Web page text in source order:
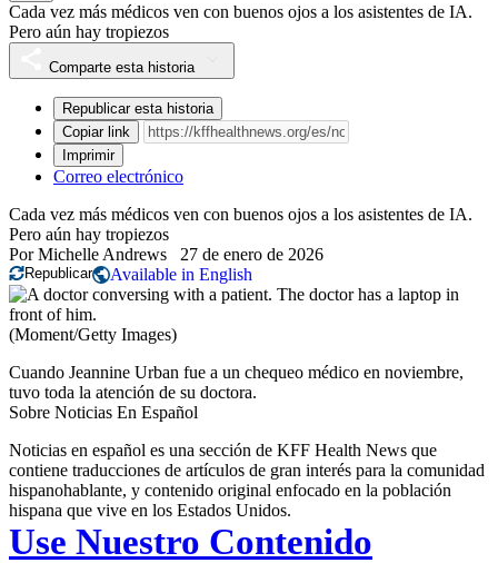
Cada vez más médicos ven con buenos ojos a los asistentes de IA.
Pero aún hay tropiezos
Comparte esta historia
Republicar esta historia
Copiar link
Imprimir
Correo electrónico
Cada vez más médicos ven con buenos ojos a los asistentes de IA.
Pero aún hay tropiezos
PorMichelle Andrews 27 de enero de 2026
Republicar Available in English
(Moment/Getty Images)
Cuando Jeannine Urban fue a un chequeo médico en noviembre,
tuvo toda la atención de su doctora.
Sobre Noticias En Español
Noticias en español es una sección de KFF Health News que
contiene traducciones de artículos de gran interés para la comunidad
hispanohablante, y contenido original enfocado en la población
hispana que vive en los Estados Unidos.
Use Nuestro Contenido